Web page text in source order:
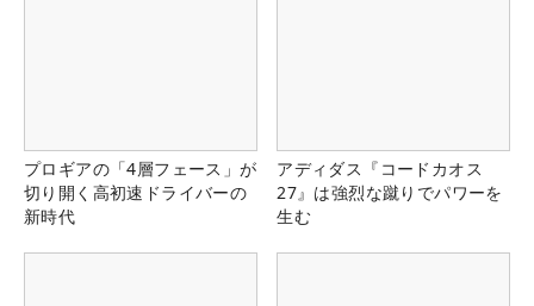
プロギアの「4層フェース」が
切り開く高初速ドライバーの
新時代
アディダス『コードカオス
27』は強烈な蹴りでパワーを
生む